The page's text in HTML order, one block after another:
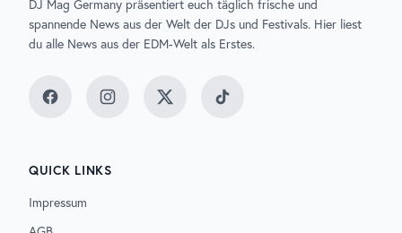
DJ Mag Germany präsentiert euch täglich frische und
spannende News aus der Welt der DJs und Festivals. Hier liest
du alle News aus der EDM-Welt als Erstes.
FacebookInstagramTwitter TikTok
QUICK LINKS
Impressum